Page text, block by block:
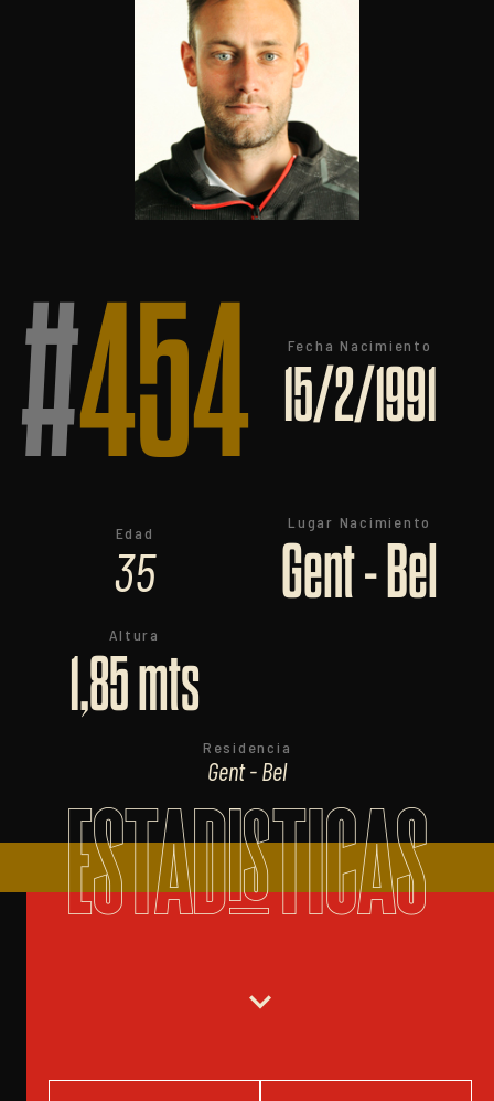
#454 Fecha Nacimiento
15/2/1991
Edad
35
Lugar Nacimiento
Gent - Bel
Altura
1,85 mts
Residencia
Gent - Bel
ESTADISTICAS
expand_more